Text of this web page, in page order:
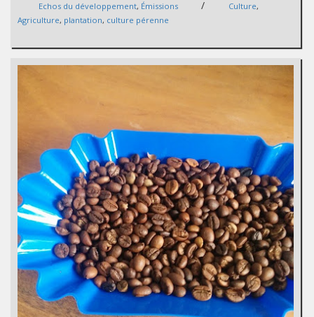
Echos du développement, Émissions / Culture,
Agriculture, plantation, culture pérenne